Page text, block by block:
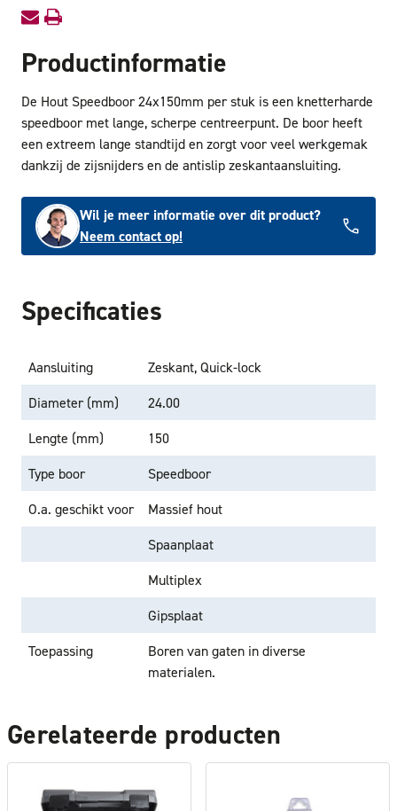
Productinformatie
De Hout Speedboor 24x150mm per stuk is een knetterharde
speedboor met lange, scherpe centreerpunt. De boor heeft
een extreem lange standtijd en zorgt voor veel werkgemak
dankzij de zijsnijders en de antislip zeskantaansluiting.
Wil je meer informatie over dit product?
Neem contact op!
Specificaties
Aansluiting
Zeskant, Quick-lock
Diameter (mm)
24.00
Lengte (mm)
150
Type boor
Speedboor
O.a. geschikt voor
Massief hout
Spaanplaat
Multiplex
Gipsplaat
Toepassing
Boren van gaten in diverse
materialen.
Gerelateerde producten